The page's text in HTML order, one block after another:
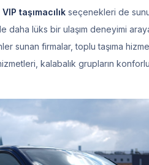
VIP taşımacılık seçenekleri de
lüks bir ulaşım deneyimi
sunan firmalar, toplu taşıma
kalabalık grupların